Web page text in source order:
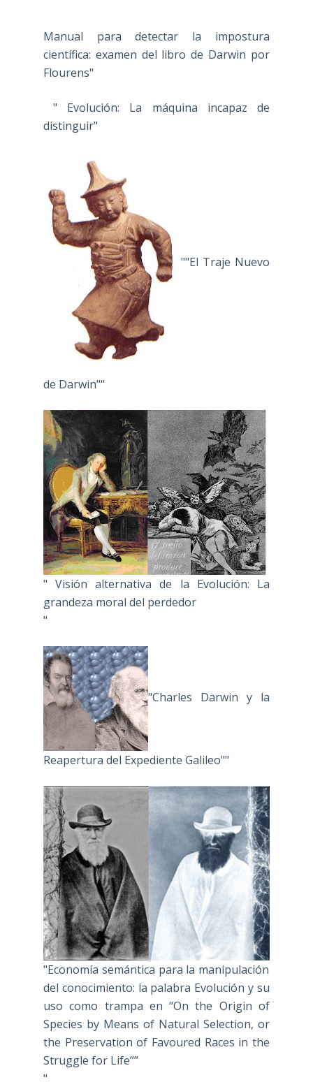
Manual para detectar la impostura
científica: examen del libro de Darwin por
Flourens"
" Evolución: La máquina incapaz de
distinguir"
""El Traje Nuevo
de Darwin""
" Visión alternativa de la Evolución: La
grandeza moral del perdedor
"
"Charles Darwin y la
Reapertura del Expediente Galileo""
"Economía semántica para la manipulación
del conocimiento: la palabra Evolución y su
uso como trampa en “On the Origin of
Species by Means of Natural Selection, or
the Preservation of Favoured Races in the
Struggle for Life””
"